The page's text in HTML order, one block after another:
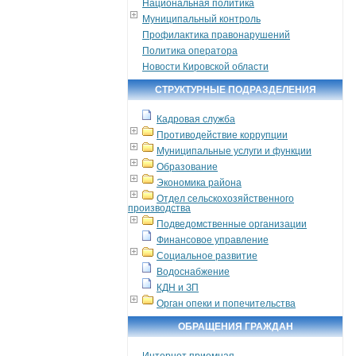
Национальная политика
Муниципальный контроль
Профилактика правонарушений
Политика оператора
Новости Кировской области
СТРУКТУРНЫЕ ПОДРАЗДЕЛЕНИЯ
Кадровая служба
Противодействие коррупции
Муниципальные услуги и функции
Образование
Экономика района
Отдел сельскохозяйственного
производства
Подведомственные организации
Финансовое управление
Социальное развитие
Водоснабжение
КДН и ЗП
Орган опеки и попечительства
ОБРАЩЕНИЯ ГРАЖДАН